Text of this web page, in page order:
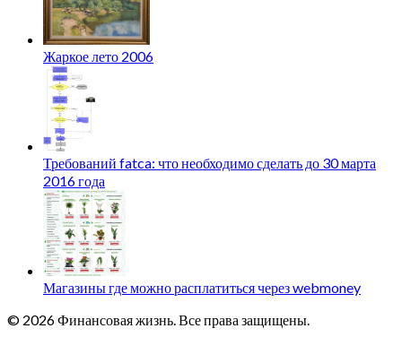
Жаркое лето 2006
Требований fatca: что необходимо сделать до 30 марта
2016 года
Магазины где можно расплатиться через webmoney
© 2026 Финансовая жизнь. Все права защищены.